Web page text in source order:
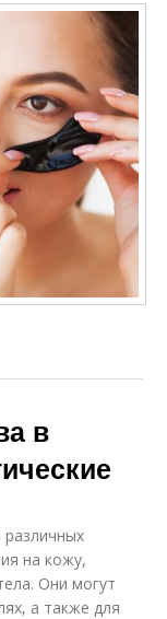
в
на кожу,
Они могут
а также для